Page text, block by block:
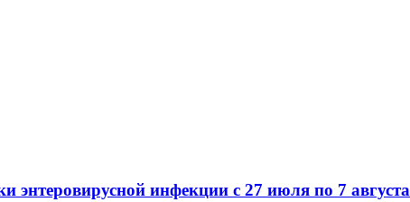
энтеровирусной инфекции с 27 июля по 7 августа